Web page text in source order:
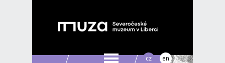
cz en